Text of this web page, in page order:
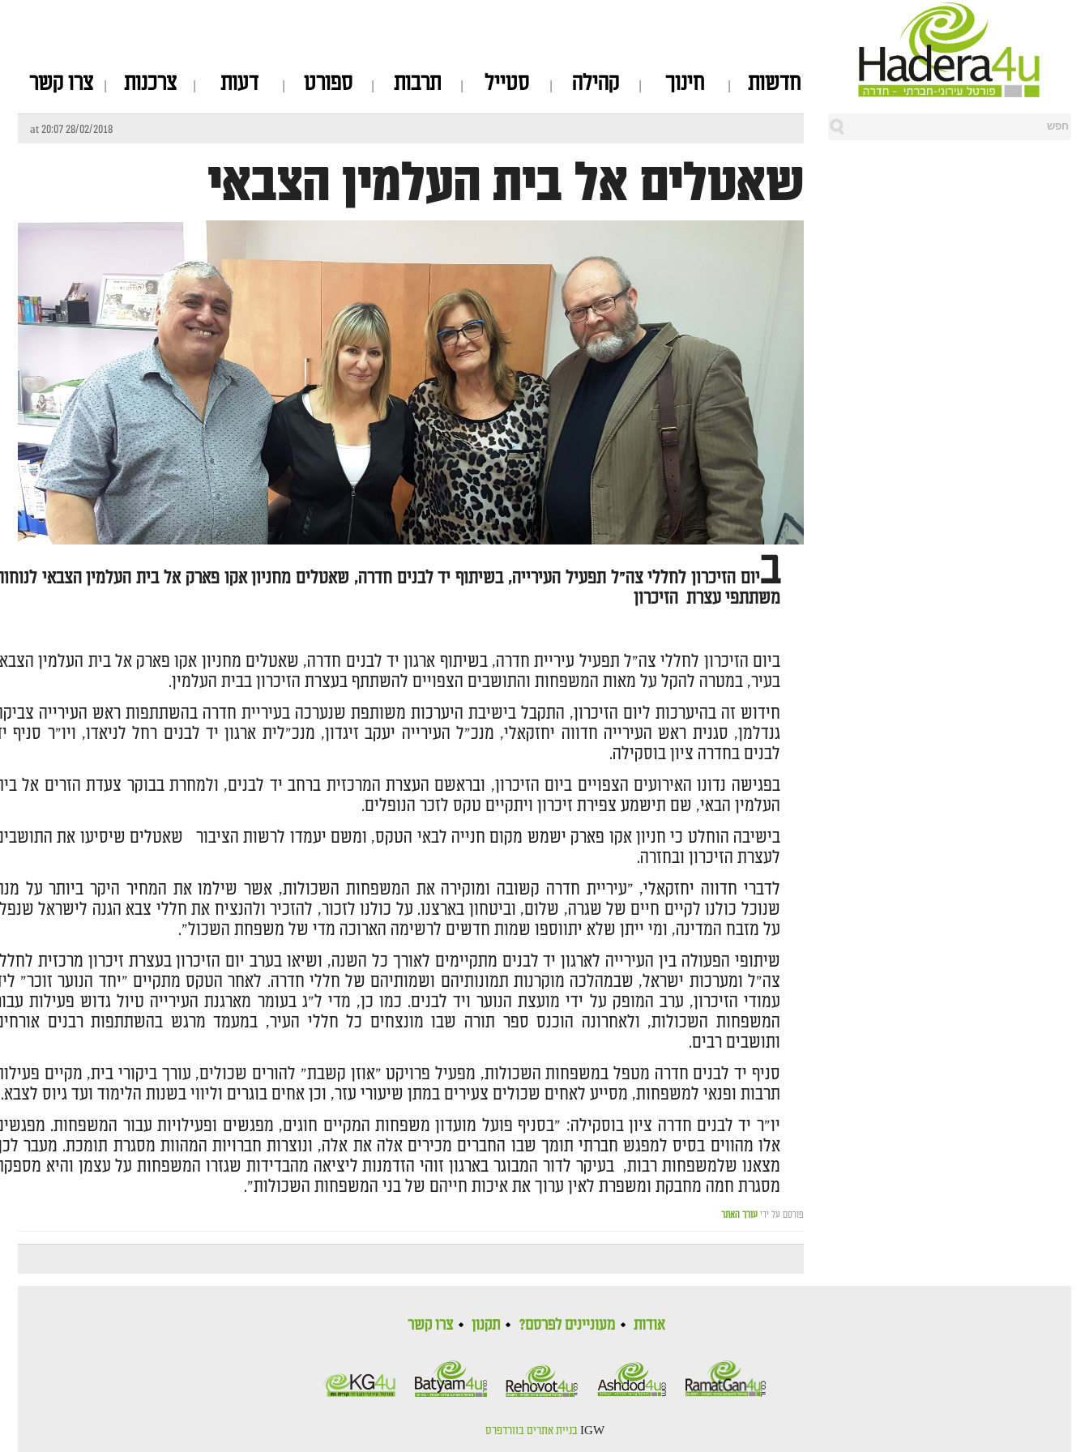
חדשות חינוך קהילה סטייל תרבות ספורט דעות צרכנות צרו קשר
28/02/2018 at 20:07
שאטלים אל בית העלמין הצבאי
ביום הזיכרון לחללי צה"ל תפעיל העירייה, בשיתוף יד לבנים חדרה, שאטלים מחניון אקו פארק אל בית העלמין הצבאי
משתתפי עצרת הזיכרון
ביום הזיכרון לחללי צה"ל תפעיל עיריית חדרה, בשיתוף ארגון יד לבנים חדרה, שאטלים מחניון אקו פארק אל בית העלמין
בעיר, במטרה להקל על מאות המשפחות והתושבים הצפויים להשתתף בעצרת הזיכרון בבית העלמין.
חידוש זה בהיערכות ליום הזיכרון, התקבל בישיבת היערכות משותפת שנערכה בעיריית חדרה בהשתתפות ראש העירייה
גנדלמן, סגנית ראש העירייה חדווה יחזקאלי, מנכ"ל העירייה יעקב זיגדון, מנכ"לית ארגון יד לבנים רחל לניאדו, ויו"ר סניף
לבנים בחדרה ציון בוסקילה.
בפגישה נדונו האירועים הצפויים ביום הזיכרון, ובראשם העצרת המרכזית ברחב יד לבנים, ולמחרת בבוקר צעדת הזרים אל
העלמין הבאי, שם תישמע צפירת זיכרון ויתקיים טקס לזכר הנופלים.
בישיבה הוחלט כי חניון אקו פארק ישמש מקום חנייה לבאי הטקס, ומשם יעמדו לרשות הציבור שאטלים שיסיעו את
לעצרת הזיכרון ובחזרה.
לדברי חדווה יחזקאלי, "עיריית חדרה קשובה ומוקירה את המשפחות השכולות, אשר שילמו את המחיר היקר ביותר על
שנוכל כולנו לקיים חיים של שגרה, שלום, וביטחון בארצנו. על כולנו לזכור, להזכיר ולהנציח את חללי צבא הגנה לישראל
על מזבח המדינה, ומי ייתן שלא יתווספו שמות חדשים לרשימה הארוכה מדי של משפחת השכול".
שיתופי הפעולה בין העירייה לארגון יד לבנים מתקיימים לאורך כל השנה, ושיאו בערב יום הזיכרון בעצרת זיכרון מרכזית
צה"ל ומערכות ישראל, שבמהלכה מוקרנות תמונותיהם ושמותיהם של חללי חדרה. לאחר הטקס מתקיים "יחד הנוער זוכר"
עמודי הזיכרון, ערב המופק על ידי מועצת הנוער ויד לבנים. כמו כן, מדי ל"ג בעומר מארגנת העירייה טיול גדוש פעילות
המשפחות השכולות, ולאחרונה הוכנס ספר תורה שבו מונצחים כל חללי העיר, במעמד מרגש בהשתתפות רבנים
ותושבים רבים.
סניף יד לבנים חדרה מטפל במשפחות השכולות, מפעיל פרויקט "אוזן קשבת" להורים שכולים, עורך ביקורי בית, מקיים
תרבות ופנאי למשפחות, מסייע לאחים שכולים צעירים במתן שיעורי עזר, וכן אחים בוגרים וליווי בשנות הלימוד ועד גיוס לצבא.
יו"ר יד לבנים חדרה ציון בוסקילה: "בסניף פועל מועדון משפחות המקיים חוגים, מפגשים ופעילויות עבור המשפחות.
אלו מהווים בסיס למפגש חברתי תומך שבו החברים מכירים אלה את אלה, ונוצרות חברויות המהוות מסגרת תומכת. מעבר
מצאנו שלמשפחות רבות, בעיקר לדור המבוגר בארגון זוהי הזדמנות ליציאה מהבדידות שגזרו המשפחות על עצמן והיא
מסגרת חמה מחבקת ומשפרת לאין ערוך את איכות חייהם של בני המשפחות השכולות".
פורסם על ידי עורך האתר
אודות מעוניינים לפרסם? תקנון צרו קשר
IGW בניית אתרים בוורדפרס